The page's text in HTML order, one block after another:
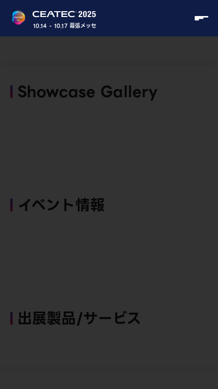
10.14 - 10.17 幕張メッセ
Showcase Gallery
イベント情報
出展製品/サービス